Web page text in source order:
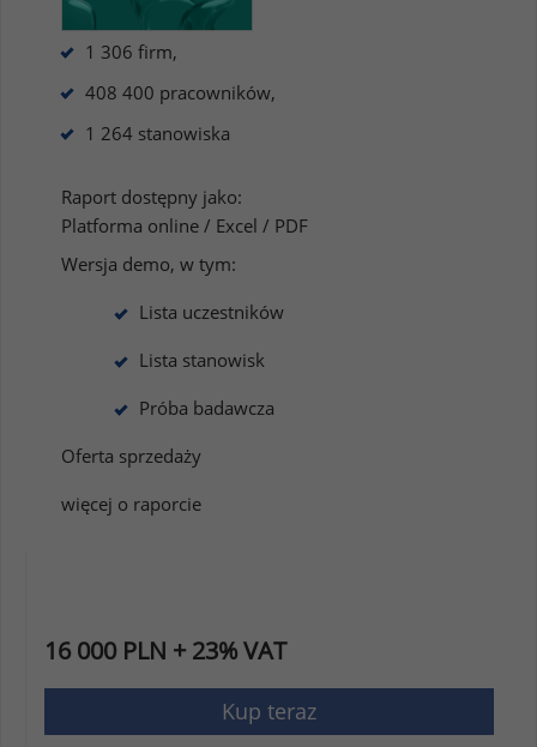
1 306 firm,
408 400 pracowników,
1 264 stanowiska
Raport dostępny jako:
Platforma online / Excel / PDF
Wersja demo, w tym:
Lista uczestników
Lista stanowisk
Próba badawcza
Oferta sprzedaży
więcej o raporcie
16 000 PLN + 23% VAT
Kup teraz